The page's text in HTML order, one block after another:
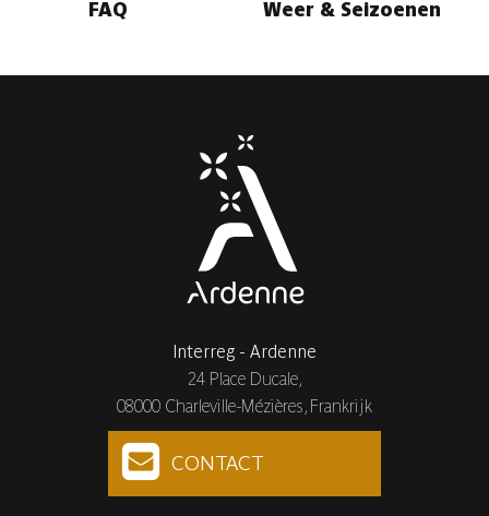
FAQ Weer & Seizoenen
Interreg - Ardenne
24 Place Ducale,
08000 Charleville-Mézières, Frankrijk
CONTACT